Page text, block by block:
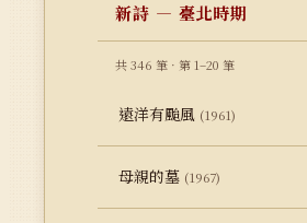
新詩 — 臺北時期
共 346 筆 · 第 1–20 筆
遠洋有颱風 (1961)
母親的墓 (1967)